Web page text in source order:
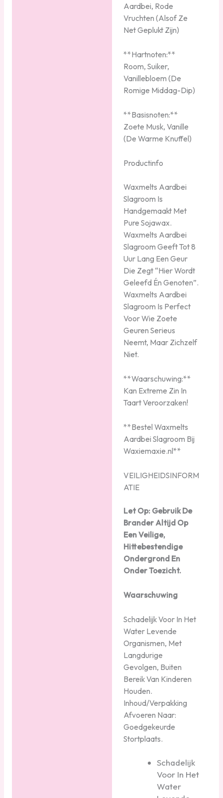
Aardbei, Rode
Vruchten (Alsof Ze
Net Geplukt Zijn)
**Hartnoten:**
Room, Suiker,
Vanillebloem (De
Romige Middag-Dip)
**Basisnoten:**
Zoete Musk, Vanille
(De Warme Knuffel)
Productinfo
Waxmelts Aardbei
Slagroom Is
Handgemaakt Met
Pure Sojawax.
Waxmelts Aardbei
Slagroom Geeft Tot 8
Uur Lang Een Geur
Die Zegt “Hier Wordt
Geleefd Én Genoten”.
Waxmelts Aardbei
Slagroom Is Perfect
Voor Wie Zoete
Geuren Serieus
Neemt, Maar Zichzelf
Niet.
**Waarschuwing:**
Kan Extreme Zin In
Taart Veroorzaken!
**Bestel Waxmelts
Aardbei Slagroom Bij
Waxiemaxie.nl**
VEILIGHEIDSINFORM
ATIE
Let Op: Gebruik De
Brander Altijd Op
Een Veilige,
Hittebestendige
Ondergrond En
Onder Toezicht.
Waarschuwing
Schadelijk Voor In Het
Water Levende
Organismen, Met
Langdurige
Gevolgen, Buiten
Bereik Van Kinderen
Houden.
Inhoud/Verpakking
Afvoeren Naar:
Goedgekeurde
Stortplaats.
Schadelijk
Voor In Het
Water